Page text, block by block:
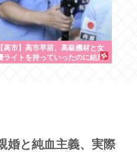
【高市】高市早苗、高級機材と女
ライトを持っていったのに結局
婚と純血主義、実際